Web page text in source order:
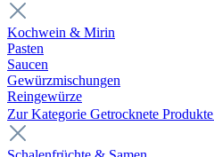
Kochwein & Mirin
Pasten
Saucen
Gewürzmischungen
Reingewürze
Zur Kategorie Getrocknete Produkte